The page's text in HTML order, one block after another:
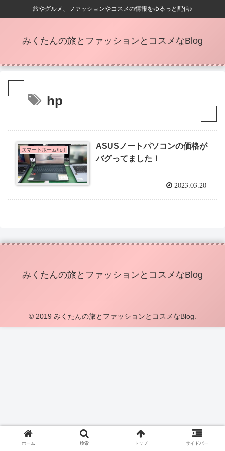
旅やグルメ、ファッションやコスメの情報をゆるっと配信♪
みくたんの旅とファッションとコスメなBlog
hp
スマートホーム/IoT
ASUSノートパソコンの価格が
バグってました！
2023.03.20
みくたんの旅とファッションとコスメなBlog
© 2019 みくたんの旅とファッションとコスメなBlog.
ホーム 検索 トップ サイドバー